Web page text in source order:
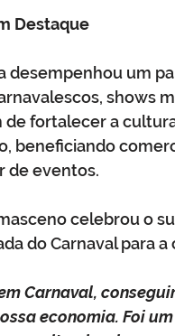
Destaque
desempenhou um
shows
de fortalecer a
beneficiando
de eventos.
celebrou o
do Carnaval para a
Carnaval,
economia. Foi